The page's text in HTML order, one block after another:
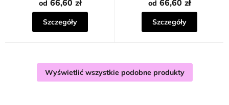
od 66,60 zł
Szczegóły
od 66,60 zł
Szczegóły
Wyświetlić wszystkie podobne produkty